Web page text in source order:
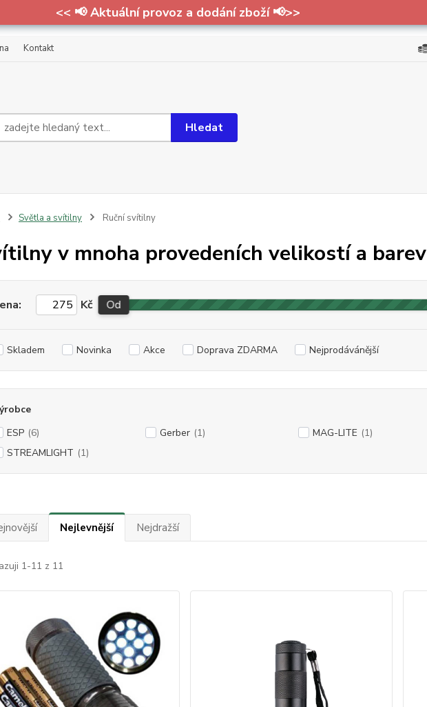
<< 📢 Aktuální provoz a dodání zboží 📢>>
Kontakt
Hledat
Světla a svítilny Ruční svítilny
v mnoha provedeních velikostí a barev
Kč Od
Skladem Novinka Akce Doprava ZDARMA Nejprodávánější
ESP (6) Gerber (1) MAG-LITE (1)
STREAMLIGHT (1)
Nejlevnější Nejdražší
1-11 z 11